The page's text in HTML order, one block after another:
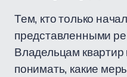
Тем, кто только
представленными
Владельцам
понимать, какие